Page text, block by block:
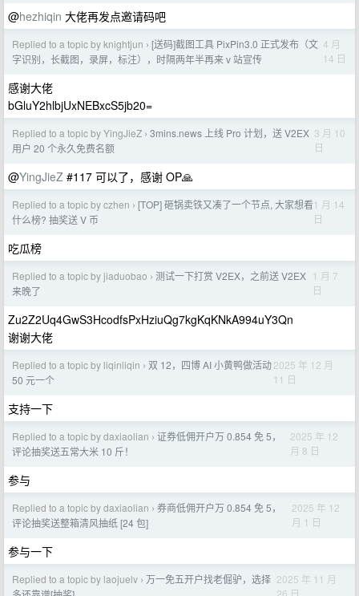
@hezhiqin 大佬再发点邀请码吧
Replied to a topic by knightjun › [送码]截图工具 PixPin3.0 正式发布（文
字识别，长截图，录屏，标注），时隔两年半再来 v 站宣传
4 月
14 日
感谢大佬
bGluY2hlbjUxNEBxcS5jb20=
Replied to a topic by YingJieZ › 3mins.news 上线 Pro 计划，送 V2EX
用户 20 个永久免费名额
3 月 10
日
@YingJieZ #117 可以了，感谢 OP🙏
Replied to a topic by czhen › [TOP] 砸锅卖铁又凑了一个节点, 大家想看
什么榜? 抽奖送 V 币
1 月 14
日
吃瓜榜
Replied to a topic by jiaduobao › 测试一下打赏 V2EX，之前送 V2EX
来晚了
1 月 7
日
Zu2Z2Uq4GwS3HcodfsPxHziuQg7kgKqKNkA994uY3Qn
谢谢大佬
Replied to a topic by liqinliqin › 双 12，四博 AI 小黄鸭做活动
50 元一个
2025 年 12 月
11 日
支持一下
Replied to a topic by daxiaolian › 证券低佣开户万 0.854 免 5，
评论抽奖送五常大米 10 斤！
2025 年 12
月 8 日
参与
Replied to a topic by daxiaolian › 券商低佣开户万 0.854 免 5，
评论抽奖送整箱清风抽纸 [24 包]
2025 年 12
月 1 日
参与一下
Replied to a topic by laojuelv › 万一免五开户找老倔驴，选择 2025 年 11 月
26 日